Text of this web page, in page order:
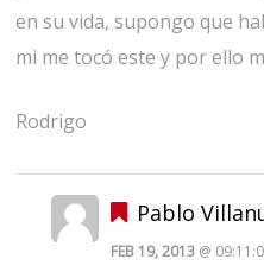
en su vida, supongo que
mi me tocó este y por ello
Rodrigo
Pablo
FEB 19, 2013 @